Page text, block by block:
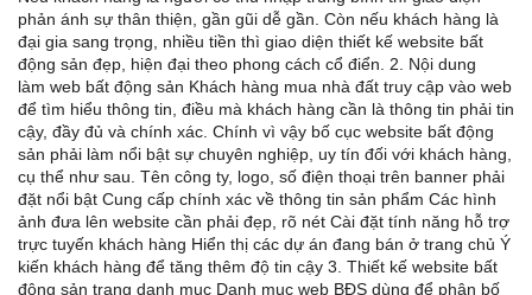
phản ánh sự thân thiện, gần gũi dễ gần. Còn nếu khách hàng là
đại gia sang trọng, nhiều tiền thì giao diện thiết kế website bất
động sản đẹp, hiện đại theo phong cách cổ điển. 2. Nội dung
làm web bất động sản Khách hàng mua nhà đất truy cập vào web
để tìm hiểu thông tin, điều mà khách hàng cần là thông tin phải tin
cậy, đầy đủ và chính xác. Chính vì vậy bố cục website bất động
sản phải làm nổi bật sự chuyên nghiệp, uy tín đối với khách hàng,
cụ thể như sau. Tên công ty, logo, số điện thoại trên banner phải
đặt nổi bật Cung cấp chính xác về thông tin sản phẩm Các hình
ảnh đưa lên website cần phải đẹp, rõ nét Cài đặt tính năng hỗ trợ
trực tuyến khách hàng Hiển thị các dự án đang bán ở trang chủ Ý
kiến khách hàng để tăng thêm độ tin cậy 3. Thiết kế website bất
động sản trang danh mục Danh mục web BĐS dùng để phân bố